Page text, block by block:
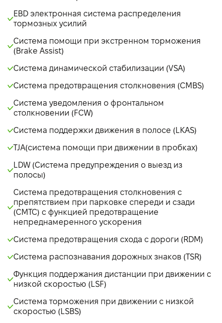
EBD электронная система распределения
тормозных усилий
Система помощи при экстренном торможения
(Brake Assist)
Система динамической стабилизации (VSA)
Система предотвращения столкновения (CMBS)
Система уведомления о фронтальном
столкновении (FCW)
Система поддержки движения в полосе (LKAS)
TJA(система помощи при движении в пробках)
LDW (Система предупреждения о выезд из
полосы)
Система предотвращения столкновения с
препятствием при парковке спереди и сзади
(СМТС) с функцией предотвращение
непреднамеренного ускорения
Система предотвращения схода с дороги (RDM)
Система распознавания дорожных знаков (TSR)
Функция поддержания дистанции при движении с
низкой скоростью (LSF)
Система торможения при движении с низкой
скоростью (LSBS)